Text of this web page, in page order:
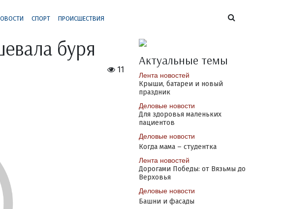
СПОРТ ПРОИСШЕСТВИЯ
буря
11
Актуальные темы
Лента новостей
Крыши, батареи и новый
праздник
Деловые новости
Для здоровья маленьких
пациентов
Деловые новости
Когда мама – студентка
Лента новостей
Дорогами Победы: от Вязьмы до
Верховья
Деловые новости
Башни и фасады